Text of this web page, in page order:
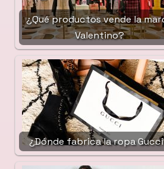
¿Qué productos vende la
Valentino?
¿Dónde fabrica la ropa